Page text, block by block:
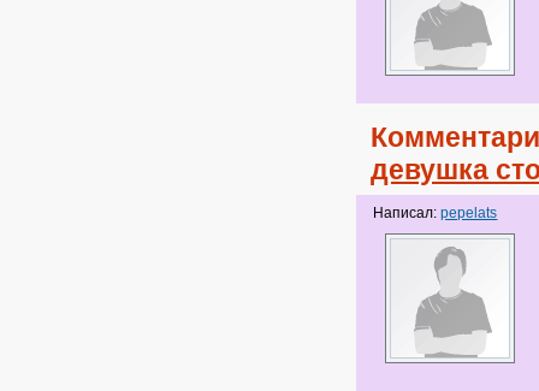
девушка
Написал:pepelats